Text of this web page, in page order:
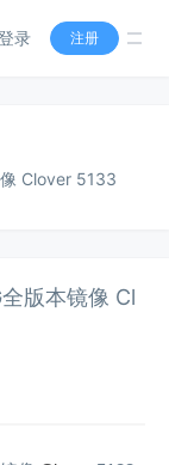
录 注册
Clover 5133
版本镜像 Cl